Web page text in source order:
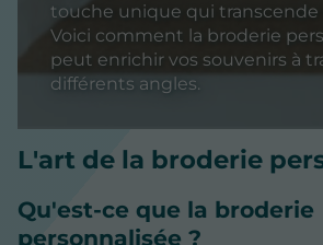
touche unique qui transcende
Voici comment la broderie
peut enrichir vos souvenirs à
différents angles.
L'art de la broderie
Qu'est-ce que la broderie
personnalisée ?